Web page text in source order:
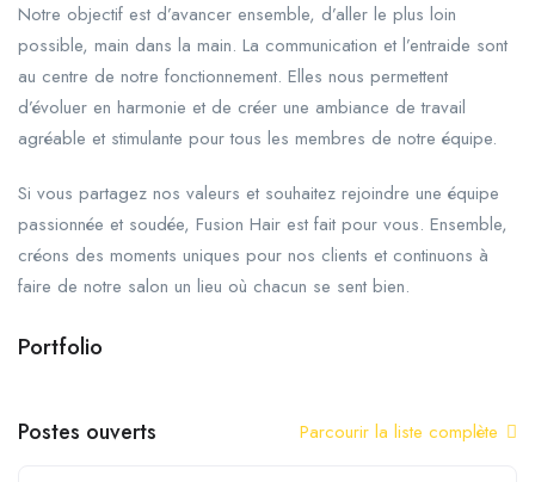
Notre objectif est d’avancer ensemble, d’aller le plus loin
possible, main dans la main. La communication et l’entraide sont
au centre de notre fonctionnement. Elles nous permettent
d’évoluer en harmonie et de créer une ambiance de travail
agréable et stimulante pour tous les membres de notre équipe.
Si vous partagez nos valeurs et souhaitez rejoindre une équipe
passionnée et soudée, Fusion Hair est fait pour vous. Ensemble,
créons des moments uniques pour nos clients et continuons à
faire de notre salon un lieu où chacun se sent bien.
Portfolio
Postes ouverts Parcourir la liste complète